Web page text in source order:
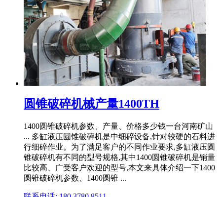
圆锥破碎机械产量1400TH
1400圆锥破碎机参数、产量、价格多少钱一台河南矿山
... 多缸液压圆锥破碎机是中细碎设备,针对较硬的石料进
行细碎作业。为了满足客户的不同作业要求,多缸液压圆
锥破碎机有不同的型号规格,其中1400圆锥破碎机是销量
比较高、广受客户欢迎的型号,本文来具体介绍一下1400
圆锥破碎机参数、1400圆锥 ...